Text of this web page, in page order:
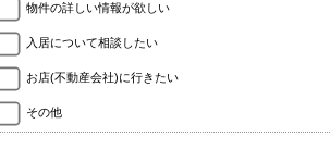
物件の詳しい情報が欲しい
入居について相談したい
お店(不動産会社)に行きたい
その他